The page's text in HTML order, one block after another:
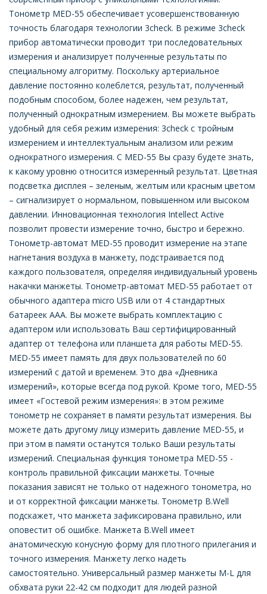
Тонометр MED-55 обеспечивает усовершенствованную
точность благодаря технологии 3check. В режиме 3check
прибор автоматически проводит три последовательных
измерения и анализирует полученные результаты по
специальному алгоритму. Поскольку артериальное
давление постоянно колеблется, результат, полученный
подобным способом, более надежен, чем результат,
полученный однократным измерением. Вы можете выбрать
удобный для себя режим измерения: 3check c тройным
измерением и интеллектуальным анализом или режим
однократного измерения. С MED-55 Вы сразу будете знать,
к какому уровню относится измеренный результат. Цветная
подсветка дисплея – зеленым, желтым или красным цветом
– сигнализирует о нормальном, повышенном или высоком
давлении. Инновационная технология Intellect Active
позволит провести измерение точно, быстро и бережно.
Тонометр-автомат MED-55 проводит измерение на этапе
нагнетания воздуха в манжету, подстраивается под
каждого пользователя, определяя индивидуальный уровень
накачки манжеты. Тонометр-автомат MED-55 работает от
обычного адаптера micro USB или от 4 стандартных
батареек ААА. Вы можете выбрать комплектацию с
адаптером или использовать Ваш сертифицированный
адаптер от телефона или планшета для работы MED-55.
MED-55 имеет память для двух пользователей по 60
измерений с датой и временем. Это два «Дневника
измерений», которые всегда под рукой. Кроме того, MED-55
имеет «Гостевой режим измерения»: в этом режиме
тонометр не сохраняет в памяти результат измерения. Вы
можете дать другому лицу измерить давление MED-55, и
при этом в памяти останутся только Ваши результаты
измерений. Специальная функция тонометра MED-55 -
контроль правильной фиксации манжеты. Точные
показания зависят не только от надежного тонометра, но
и от корректной фиксации манжеты. Тонометр B.Well
подскажет, что манжета зафиксирована правильно, или
оповестит об ошибке. Манжета B.Well имеет
анатомическую конусную форму для плотного прилегания и
точного измерения. Манжету легко надеть
самостоятельно. Универсальный размер манжеты M-L для
обхвата руки 22-42 см подходит для людей разной